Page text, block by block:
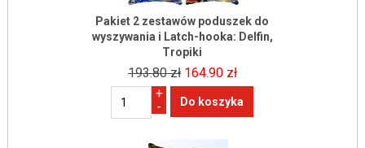
Pakiet 2 zestawów poduszek do
wyszywania i Latch-hooka: Delfin,
Tropiki
193.80 zł 164.90 zł
+
-